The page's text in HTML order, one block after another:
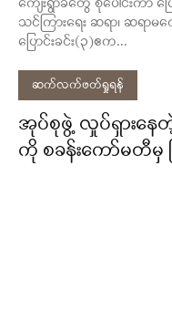
ကျေးရွာခံတွေ စုပေါင်းကာ
သင်ကြားရေး ဆရာ၊ ဆရ
ပြောင်းခင်း(၃)ဧက...
ဆက်လက်ဖတ်ရှုရန်
အုပ်စုဖွဲ့ လှုပ်ရှားန
ကို စခန်းကော်မတီ